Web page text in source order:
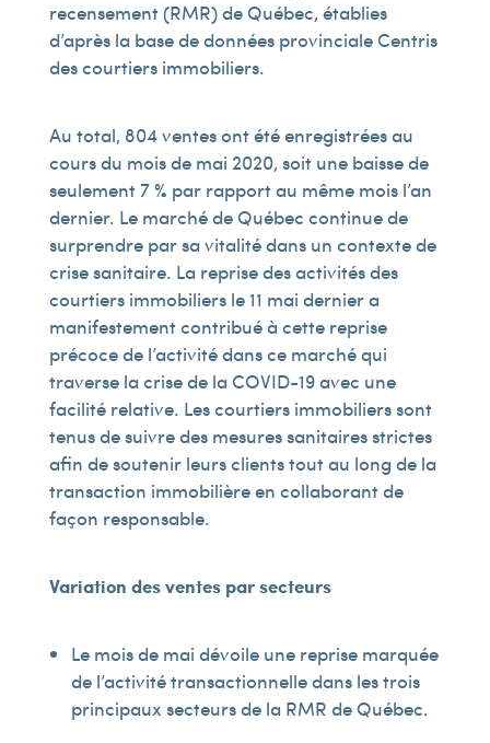
recensement (RMR) de Québec, établies
d’après la base de données provinciale Centris
des courtiers immobiliers.
Au total, 804 ventes ont été enregistrées au
cours du mois de mai 2020, soit une baisse de
seulement 7 % par rapport au même mois l’an
dernier. Le marché de Québec continue de
surprendre par sa vitalité dans un contexte de
crise sanitaire. La reprise des activités des
courtiers immobiliers le 11 mai dernier a
manifestement contribué à cette reprise
précoce de l’activité dans ce marché qui
traverse la crise de la COVID-19 avec une
facilité relative. Les courtiers immobiliers sont
tenus de suivre des mesures sanitaires strictes
afin de soutenir leurs clients tout au long de la
transaction immobilière en collaborant de
façon responsable.
Variation des ventes par secteurs
Le mois de mai dévoile une reprise marquée
de l’activité transactionnelle dans les trois
principaux secteurs de la RMR de Québec.